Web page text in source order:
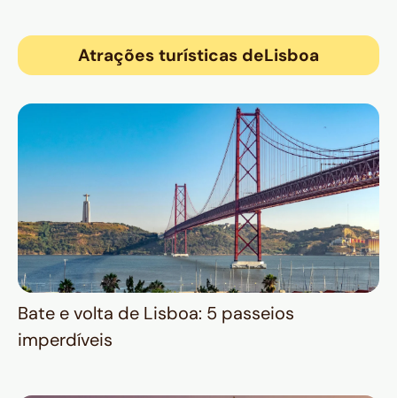
Atrações turísticas deLisboa
Bate e volta de Lisboa: 5 passeios
imperdíveis